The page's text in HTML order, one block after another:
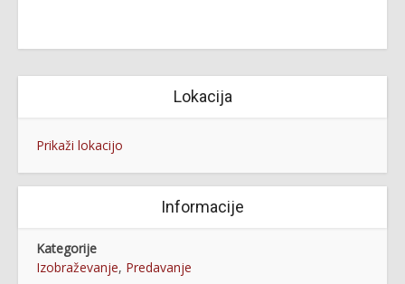
Lokacija
Prikaži lokacijo
Informacije
Kategorije
Izobraževanje, Predavanje